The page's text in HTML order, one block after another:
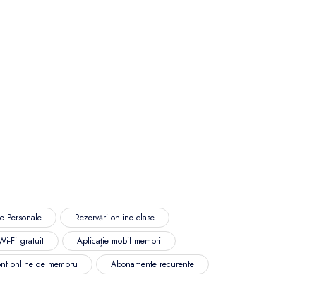
Personale
Rezervări online clase
Fi gratuit
Aplicație mobil membri
online de membru Abonamente recurente